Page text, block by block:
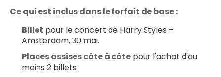
Ce qui est inclus dans le forfait de base :
Billet pour le concert de Harry Styles –
Amsterdam, 30 mai.
Places assises côte à côte pour l'achat d'au
moins 2 billets.